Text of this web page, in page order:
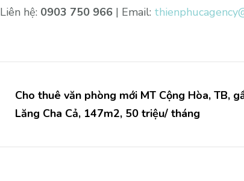
Liên hệ: 0903 750 966| Email:
Cho thuê văn phòng mới MT Cộng Hòa, TB,
Lăng Cha Cả, 147m2, 50 triệu/ tháng